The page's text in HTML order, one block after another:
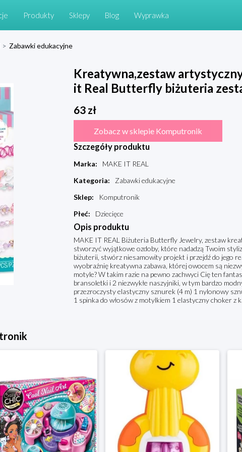
Produkty Sklepy Blog Wyprawka
> Zabawki edukacyjne
Kreatywna,zestaw
it Real Butterfly biżuteria
63zł
Zobacz w sklepie Komputronik
Szczegóły produktu
Marka:
MAKE IT REAL
Kategoria:
Zabawki edukacyjne
Sklep:
Komputronik
Płeć: Dziecięce
Opis produktu
MAKE IT REAL Biżuteria Butterfly Jewelry, zestaw
stworzyć wyjątkowe ozdoby, które nadadzą Twoim
biżuterii, stwórz niesamowity projekt i przejdź do jego
wyobraźnię kreatywna zabawa, której owocem są
motyle? W takim razie na pewno zachwyci Cię ten
bransoletki i 2 niezwykłe naszyjniki, w tym bardzo
przezroczysty elastyczny sznurek (4 m) 1 nylonowy
1 spinka do włosów z motylkiem 1 elastyczny choker